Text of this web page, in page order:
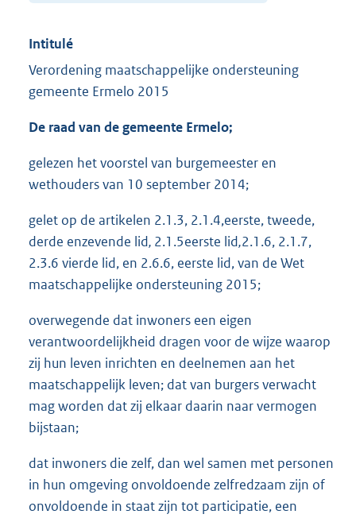
Intitulé
Verordening maatschappelijke ondersteuning
gemeente Ermelo 2015
De raad van de gemeente Ermelo;
gelezen het voorstel van burgemeester en
wethouders van 10 september 2014;
gelet op de artikelen 2.1.3, 2.1.4,eerste, tweede,
derde enzevende lid, 2.1.5eerste lid,2.1.6, 2.1.7,
2.3.6 vierde lid, en 2.6.6, eerste lid, van de Wet
maatschappelijke ondersteuning 2015;
overwegende dat inwoners een eigen
verantwoordelijkheid dragen voor de wijze waarop
zij hun leven inrichten en deelnemen aan het
maatschappelijk leven; dat van burgers verwacht
mag worden dat zij elkaar daarin naar vermogen
bijstaan;
dat inwoners die zelf, dan wel samen met personen
in hun omgeving onvoldoende zelfredzaam zijn of
onvoldoende in staat zijn tot participatie, een